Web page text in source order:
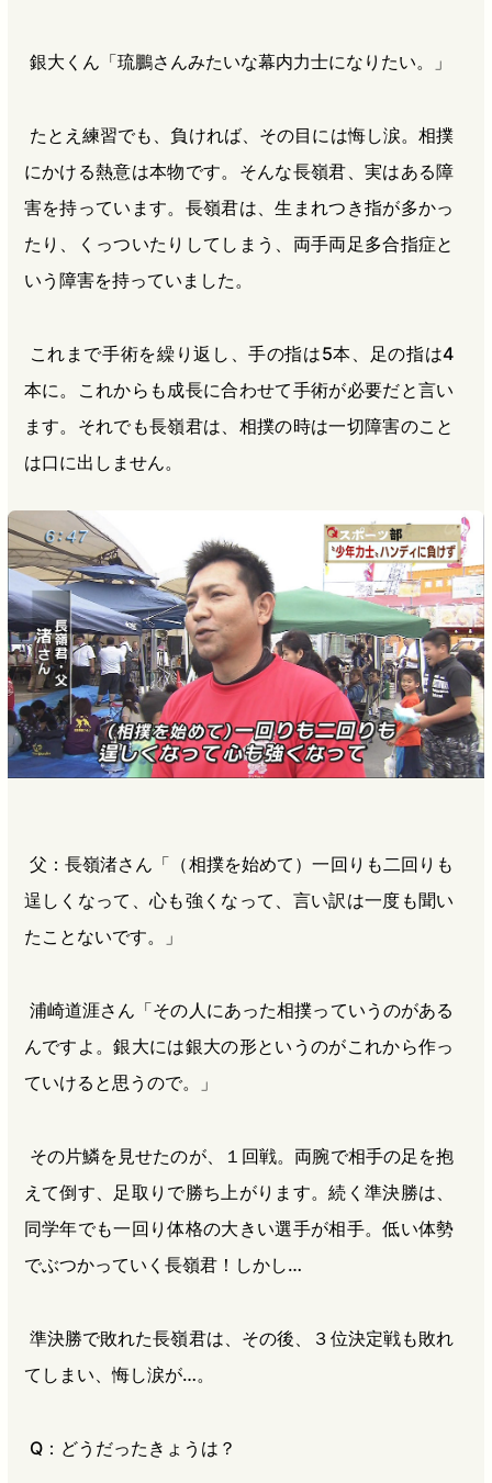
銀大くん「琉鵬さんみたいな幕内力士になりたい。」
たとえ練習でも、負ければ、その目には悔し涙。相撲
にかける熱意は本物です。そんな長嶺君、実はある障
害を持っています。長嶺君は、生まれつき指が多かっ
たり、くっついたりしてしまう、両手両足多合指症と
いう障害を持っていました。
これまで手術を繰り返し、手の指は5本、足の指は4
本に。これからも成長に合わせて手術が必要だと言い
ます。それでも長嶺君は、相撲の時は一切障害のこと
は口に出しません。
父：長嶺渚さん「（相撲を始めて）一回りも二回りも
逞しくなって、心も強くなって、言い訳は一度も聞い
たことないです。」
浦崎道涯さん「その人にあった相撲っていうのがある
んですよ。銀大には銀大の形というのがこれから作っ
ていけると思うので。」
その片鱗を見せたのが、１回戦。両腕で相手の足を抱
えて倒す、足取りで勝ち上がります。続く準決勝は、
同学年でも一回り体格の大きい選手が相手。低い体勢
でぶつかっていく長嶺君！しかし…
準決勝で敗れた長嶺君は、その後、３位決定戦も敗れ
てしまい、悔し涙が…。
Q：どうだったきょうは？